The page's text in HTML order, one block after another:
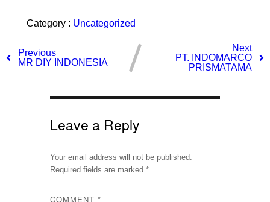
Category : Uncategorized
Previous
MR DIY INDONESIA
Next
PT. INDOMARCO
PRISMATAMA
Leave a Reply
Your email address will not be published.
Required fields are marked *
COMMENT *